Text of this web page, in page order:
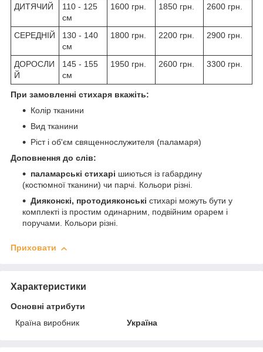
ДИТЯЧИЙ
110 - 125
см
1600 грн. 1850 грн. 2600 грн.
СЕРЕДНІЙ
130 - 140
см
1800 грн. 2200 грн. 2900 грн.
ДОРОСЛИ
Й
145 - 155
см
1950 грн. 2600 грн. 3300 грн.
При замовленні стихаря вкажіть:
Колір тканини
Вид тканини
Ріст і об'єм священнослужителя (паламаря)
Доповнення до слів:
паламарські стихарі шиються із габардину
(костюмної тканини) чи парчі. Кольори різні.
Дияконскі, протодияконські стихарі можуть бути у
комплекті із простим одинарним, подвійним орарем і
поручами. Кольори різні.
Приховати
Характеристики
Основні атрибути
Країна виробник
Україна